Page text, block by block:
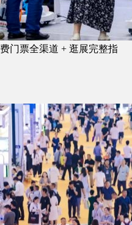
门票全渠道 + 逛展完整指